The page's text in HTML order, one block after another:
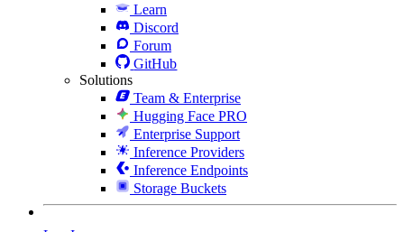
Learn
Discord
Forum
GitHub
Solutions
Team & Enterprise
Hugging Face PRO
Enterprise Support
Inference Providers
Inference Endpoints
Storage Buckets